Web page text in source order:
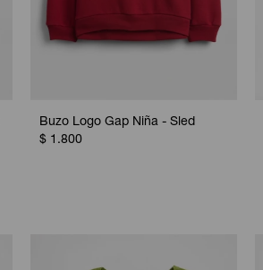
Buzo Logo Gap Niña - Sled
$ 1.800